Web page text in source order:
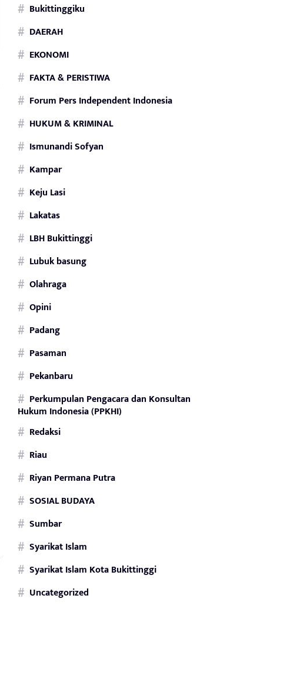
Bukittinggiku
DAERAH
EKONOMI
FAKTA & PERISTIWA
Forum Pers Independent Indonesia
HUKUM & KRIMINAL
Ismunandi Sofyan
Kampar
Keju Lasi
Lakatas
LBH Bukittinggi
Lubuk basung
Olahraga
Opini
Padang
Pasaman
Pekanbaru
Perkumpulan Pengacara dan Konsultan
Hukum Indonesia (PPKHI)
Redaksi
Riau
Riyan Permana Putra
SOSIAL BUDAYA
Sumbar
Syarikat Islam
Syarikat Islam Kota Bukittinggi
Uncategorized